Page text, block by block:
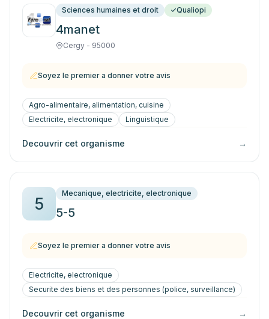
Sciences humaines et droit Qualiopi
4manet
Cergy - 95000
Soyez le premier a donner votre avis
Agro-alimentaire, alimentation, cuisine
Electricite, electronique
Linguistique
Decouvrir cet organisme →
5
Mecanique, electricite, electronique
5-5
Soyez le premier a donner votre avis
Electricite, electronique
Securite des biens et des personnes (police, surveillance)
Decouvrir cet organisme →